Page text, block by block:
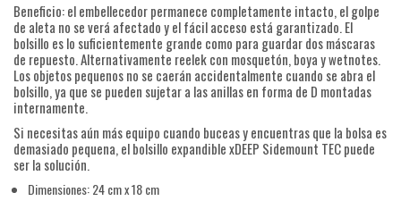
Beneficio: el embellecedor permanece completamente intacto, el golpe
de aleta no se verá afectado y el fácil acceso está garantizado. El
bolsillo es lo suficientemente grande como para guardar dos máscaras
de repuesto. Alternativamente reelek con mosquetón, boya y wetnotes.
Los objetos pequenos no se caerán accidentalmente cuando se abra el
bolsillo, ya que se pueden sujetar a las anillas en forma de D montadas
internamente.
Si necesitas aún más equipo cuando buceas y encuentras que la bolsa es
demasiado pequena, el bolsillo expandible xDEEP Sidemount TEC puede
ser la solución.
Dimensiones: 24 cm x 18 cm